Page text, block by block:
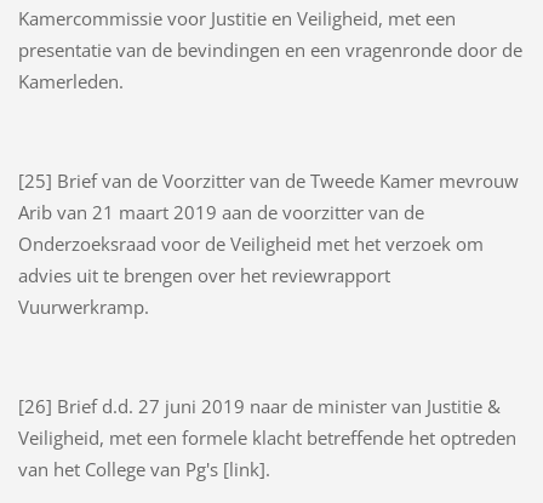
Kamercommissie voor Justitie en Veiligheid, met een
presentatie van de bevindingen en een vragenronde door de
Kamerleden.
[25] Brief van de Voorzitter van de Tweede Kamer mevrouw
Arib van 21 maart 2019 aan de voorzitter van de
Onderzoeksraad voor de Veiligheid met het verzoek om
advies uit te brengen over het reviewrapport
Vuurwerkramp.
[26] Brief d.d. 27 juni 2019 naar de minister van Justitie &
Veiligheid, met een formele klacht betreffende het optreden
van het College van Pg's [link].